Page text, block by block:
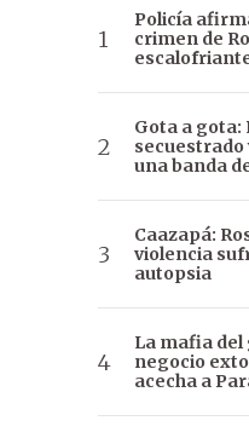
Policía
crimen de
Gota a gota:
una banda
Caazapá:
violencia
autopsia
La mafia del
negocio
acecha a